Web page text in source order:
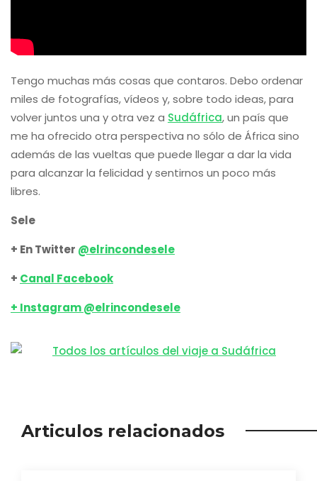
Tengo muchas más cosas que contaros. Debo ordenar
miles de fotografías, vídeos y, sobre todo ideas, para
volver juntos una y otra vez a Sudáfrica, un país que
me ha ofrecido otra perspectiva no sólo de África sino
además de las vueltas que puede llegar a dar la vida
para alcanzar la felicidad y sentirnos un poco más
libres.
Sele
+ En Twitter @elrincondesele
+ Canal Facebook
+ Instagram @elrincondesele
Articulos relacionados